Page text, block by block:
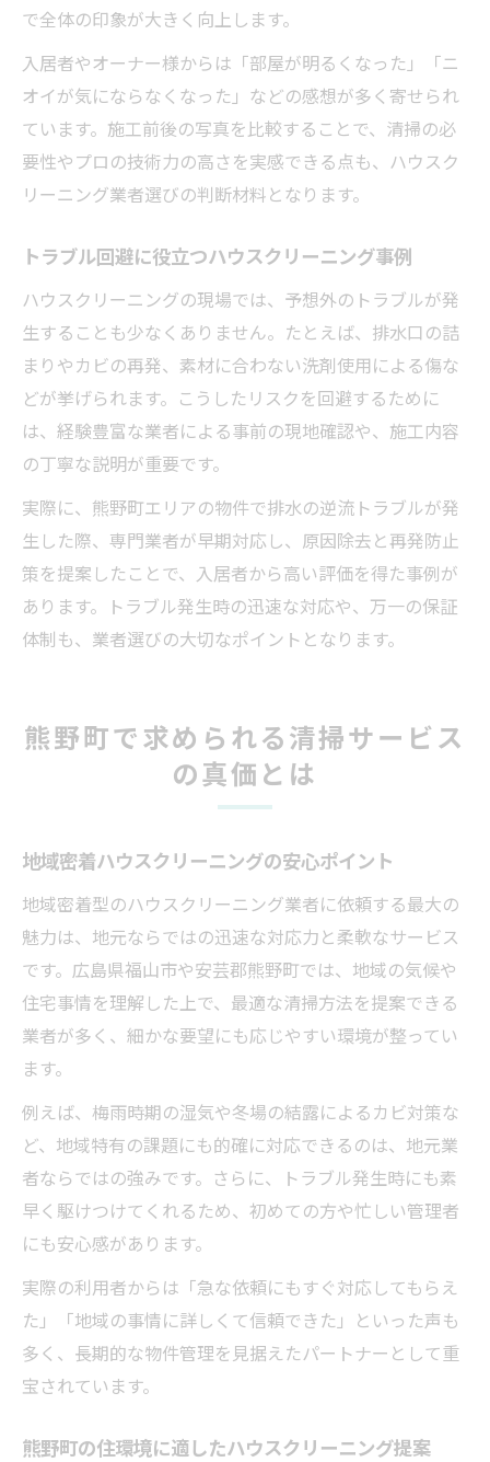
で全体の印象が大きく向上します。
入居者やオーナー様からは「部屋が明るくなった」「ニ
オイが気にならなくなった」などの感想が多く寄せられ
ています。施工前後の写真を比較することで、清掃の必
要性やプロの技術力の高さを実感できる点も、ハウスク
リーニング業者選びの判断材料となります。
トラブル回避に役立つハウスクリーニング事例
ハウスクリーニングの現場では、予想外のトラブルが発
生することも少なくありません。たとえば、排水口の詰
まりやカビの再発、素材に合わない洗剤使用による傷な
どが挙げられます。こうしたリスクを回避するために
は、経験豊富な業者による事前の現地確認や、施工内容
の丁寧な説明が重要です。
実際に、熊野町エリアの物件で排水の逆流トラブルが発
生した際、専門業者が早期対応し、原因除去と再発防止
策を提案したことで、入居者から高い評価を得た事例が
あります。トラブル発生時の迅速な対応や、万一の保証
体制も、業者選びの大切なポイントとなります。
熊野町で求められる清掃サービス
の真価とは
地域密着ハウスクリーニングの安心ポイント
地域密着型のハウスクリーニング業者に依頼する最大の
魅力は、地元ならではの迅速な対応力と柔軟なサービス
です。広島県福山市や安芸郡熊野町では、地域の気候や
住宅事情を理解した上で、最適な清掃方法を提案できる
業者が多く、細かな要望にも応じやすい環境が整ってい
ます。
例えば、梅雨時期の湿気や冬場の結露によるカビ対策な
ど、地域特有の課題にも的確に対応できるのは、地元業
者ならではの強みです。さらに、トラブル発生時にも素
早く駆けつけてくれるため、初めての方や忙しい管理者
にも安心感があります。
実際の利用者からは「急な依頼にもすぐ対応してもらえ
た」「地域の事情に詳しくて信頼できた」といった声も
多く、長期的な物件管理を見据えたパートナーとして重
宝されています。
熊野町の住環境に適したハウスクリーニング提案